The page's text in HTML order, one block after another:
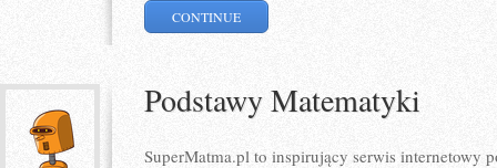
CONTINUE
Podstawy Matematyki
SuperMatma.pl to inspirujący serwis internetowy